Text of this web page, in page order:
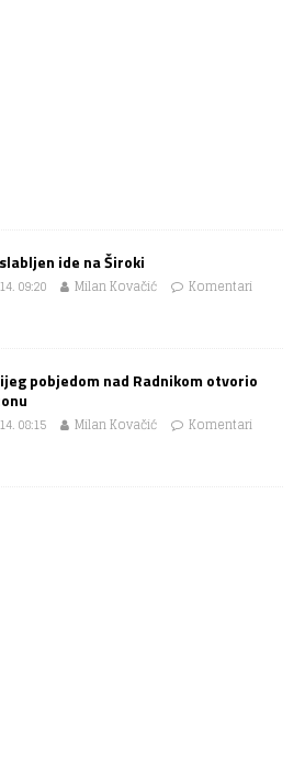
ide na Široki
09:20 Milan Kovačić
Komentari
pobjedom nad Radnikom otvorio
08:15 Milan Kovačić
Komentari